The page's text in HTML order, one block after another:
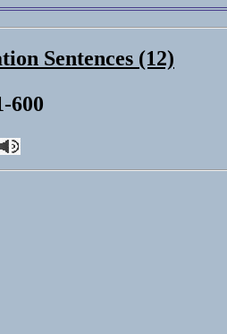
Sentences (12)
600